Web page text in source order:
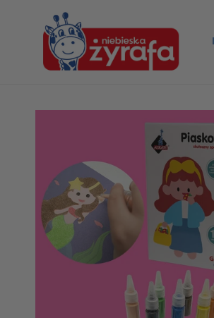
treści